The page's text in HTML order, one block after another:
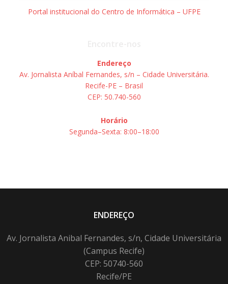
Portal institucional do Centro de Informática – UFPE
Endereço
Av. Jornalista Aníbal Fernandes, s/n – Cidade Universitária.
Recife-PE – Brasil
CEP: 50.740-560
Horário
Segunda–Sexta: 8:00–18:00
ENDEREÇO
Av. Jornalista Anibal Fernandes, s/n, Cidade Universitária
(Campus Recife)
CEP: 50740-560
Recife/PE